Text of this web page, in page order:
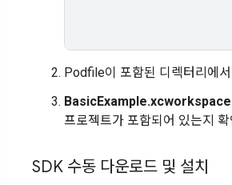
Podfile이 포함된 디렉터리에서
BasicExample.xcworkspace
프로젝트가 포함되어 있는지
SDK 수동 다운로드 및 설치